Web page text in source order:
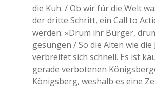
die Kuh. / Ob wir für die Welt
der dritte Schritt, ein Call to
werden: »Drum ihr Bürger,
gesungen / So die Alten wie
verbreitet sich schnell. Es ist
gerade verbotenen
Königsberg, weshalb es eine